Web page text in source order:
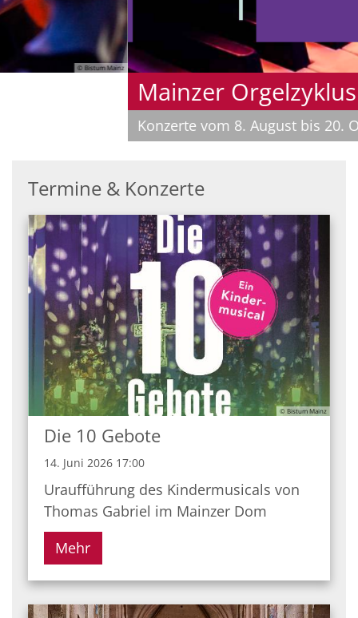
© Musica Sacra
Mainzer Orgelzyklus
Konzerte vom 8. August bis 20. Oktober
Termine & Konzerte
© Bistum Mainz
Die 10 Gebote
14. Juni 2026 17:00
Uraufführung des Kindermusicals von
Thomas Gabriel im Mainzer Dom
Mehr